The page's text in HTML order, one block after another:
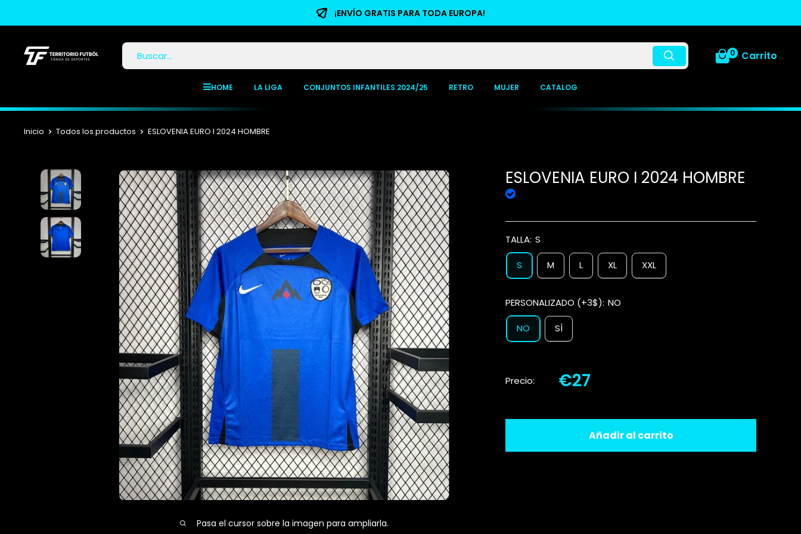
¡ENVÍO GRATIS PARA TODA EUROPA!
0 Carrito
HOME LA LIGA CONJUNTOS INFANTILES 2024/25 RETRO MUJER CATALOG
Inicio Todos los productos ESLOVENIA EURO I 2024 HOMBRE
Pasa el cursor sobre la imagen para ampliarla.
ESLOVENIA EURO I 2024 HOMBRE
TALLA: S
S M L XL XXL
PERSONALIZADO (+3$): NO
NO SÍ
Precio: €27
Añadir al carrito